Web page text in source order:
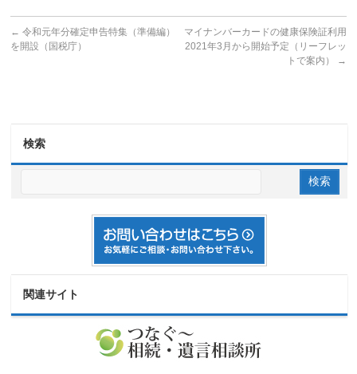
← 令和元年分確定申告特集（準備編）
を開設（国税庁）
マイナンバーカードの健康保険証利用
2021年3月から開始予定（リーフレッ
トで案内）
→
検索
関連サイト